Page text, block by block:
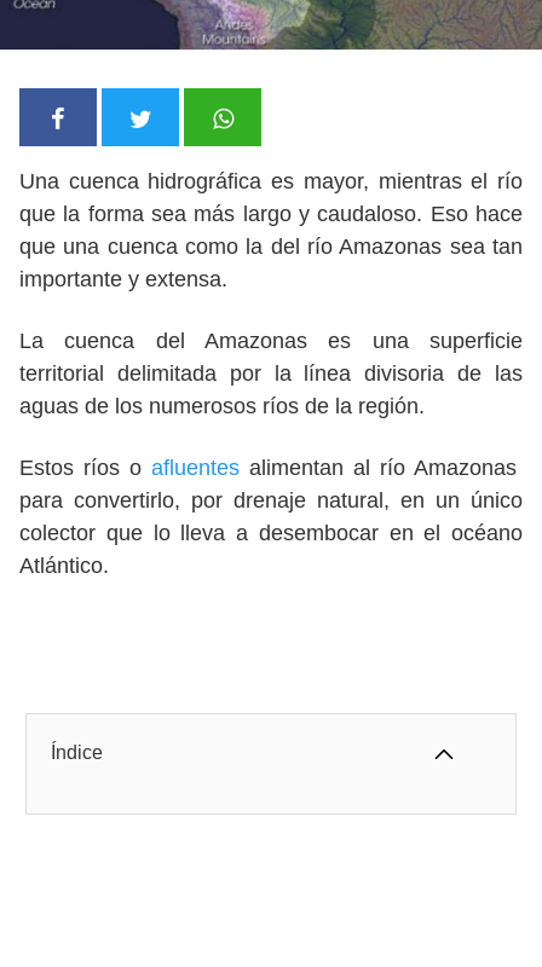
Una cuenca hidrográfica es mayor, mientras el río
que la forma sea más largo y caudaloso. Eso hace
que una cuenca como la del río Amazonas sea tan
importante y extensa.
La cuenca del Amazonas es una superficie
territorial delimitada por la línea divisoria de las
aguas de los numerosos ríos de la región.
Estos ríos o afluentes alimentan al río Amazonas
para convertirlo, por drenaje natural, en un único
colector que lo lleva a desembocar en el océano
Atlántico.
Índice